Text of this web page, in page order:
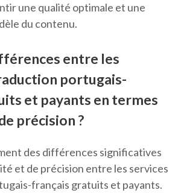
une qualité optimale et une
du contenu.
entre les
portugais-
et payants en termes
précision ?
des différences significatives
et de précision entre les services
français gratuits et payants.